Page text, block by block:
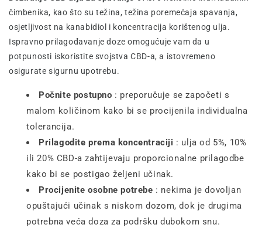
čimbenika, kao što su težina, težina poremećaja spavanja,
osjetljivost na kanabidiol i koncentracija korištenog ulja.
Ispravno prilagođavanje doze omogućuje vam da u
potpunosti iskoristite svojstva CBD-a, a istovremeno
osigurate sigurnu upotrebu.
Počnite postupno : preporučuje se započeti s
malom količinom kako bi se procijenila individualna
tolerancija.
Prilagodite prema koncentraciji : ulja od 5%, 10%
ili 20% CBD-a zahtijevaju proporcionalne prilagodbe
kako bi se postigao željeni učinak.
Procijenite osobne potrebe : nekima je dovoljan
opuštajući učinak s niskom dozom, dok je drugima
potrebna veća doza za podršku dubokom snu.